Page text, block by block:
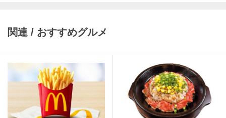
関連 / おすすめグルメ